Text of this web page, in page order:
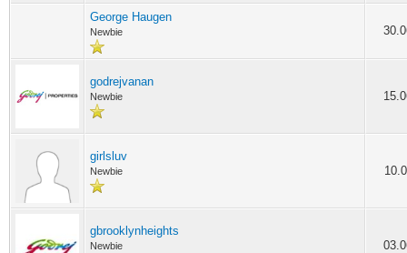
George Haugen
Newbie
godrejvanan
Newbie
girlsluv
Newbie
gbrooklynheights
Newbie